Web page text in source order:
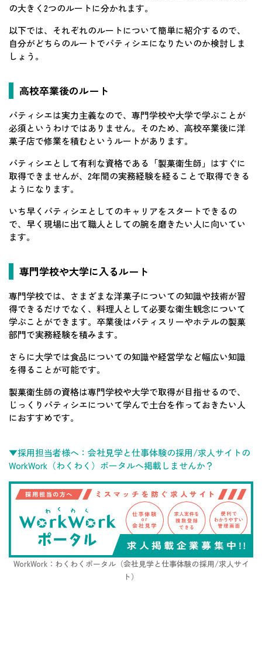
の大きく2つのルートに分かれます。
以下では、それぞれのルートについて簡単に紹介するので、
自分がどちらのルートでパティシエになりたいのか検討しま
しょう。
高校卒業後のルート
パティシエは実力主義なので、専門学校や大学で学ぶことが
必須というわけではありません。そのため、高校卒業後に洋
菓子店で修業を積むというルートがあります。
パティシエとして有利な資格である「製菓衛生師」はすぐに
取得できませんが、2年間の実務経験を経ることで取得できる
ようになります。
いち早くパティシエとしてのキャリアをスタートできるの
で、早く現場に出て職人としての腕を磨きたい人に向いてい
ます。
専門学校や大学に入るルート
専門学校では、さまざまな洋菓子についての知識や技術が習
得できるだけでなく、料理人として必要な衛生観念について
学ぶことができます。卒業後はパティスリーやホテルの製菓
部門で実務経験を積みます。
さらに大学では食品についての知識や経営学など幅広い知識
を得ることが可能です。
製菓衛生師の資格は専門学校や大学で取得が目指せるので、
じっくりパティシエについて学んで土台を作っておきたい人
におすすめです。
▼採用担当者様へ：会社見学と仕事体験の採用/求人サイトの
WorkWork（わくわく）ポータルへ掲載しませんか？
WorkWork：わくわくポータル（会社見学と仕事体験の採用/求人サイ
ト）